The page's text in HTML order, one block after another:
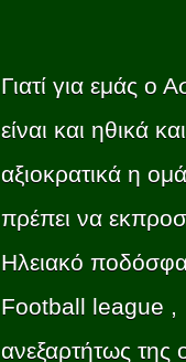
Γιατί για εμάς ο
είναι και ηθικά και
αξιοκρατικά η
πρέπει να
Ηλειακό
Football league ,
ανεξαρτήτως της